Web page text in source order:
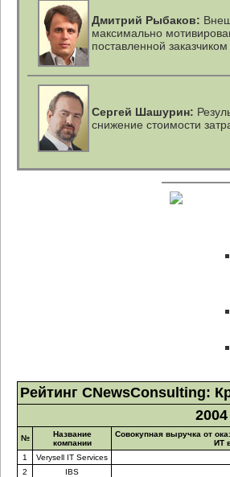
Дмитрий Рыбаков:
максимально
поставленной заказчиком
Сергей Шашурин:
снижение стоимости
Рейтинг CNewsConsulting:
2004
№
Название
компании
Совокупная выручка от
ИТ
1
Verysell IT Services
2
IBS